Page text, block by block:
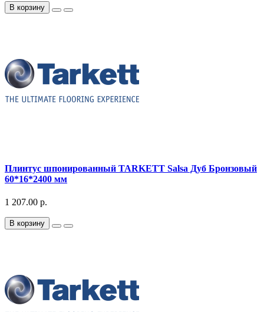
В корзину
Плинтус шпонированный TARKETT Salsa Дуб Бронзовый
60*16*2400 мм
1 207.00 р.
В корзину